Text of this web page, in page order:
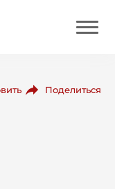
Поделиться